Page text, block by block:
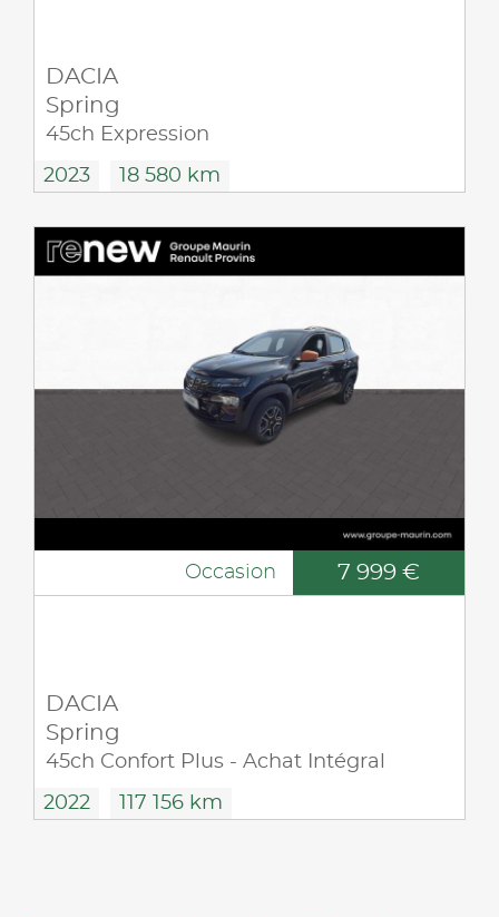
DACIA
Spring
45ch Expression
2023 18 580 km
Occasion 7 999 €
DACIA
Spring
45ch Confort Plus - Achat Intégral
2022 117 156 km